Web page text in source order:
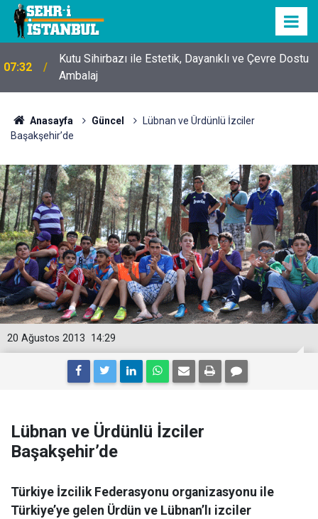
07:32
Kutu Sihirbazı ile Estetik, Dayanıklı ve Çevre Dostu
Ambalaj
Anasayfa Güncel
Lübnan ve Ürdünlü İzciler
Başakşehir’de
14:29
20 Ağustos 2013
Lübnan ve Ürdünlü İzciler
Başakşehir’de
Türkiye İzcilik Federasyonu organizasyonu ile
Türkiye’ye gelen Ürdün ve Lübnan’lı izciler